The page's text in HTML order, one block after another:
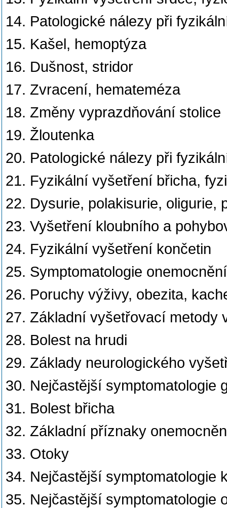
14. Patologické nálezy při
15. Kašel, hemoptýza
16. Dušnost, stridor
17. Zvracení, hemateméza
18. Změny vyprazdňování stolice
19. Žloutenka
20. Patologické nálezy při
21. Fyzikální vyšetření břicha,
22. Dysurie, polakisurie, oligurie,
23. Vyšetření kloubního a
24. Fyzikální vyšetření končetin
25. Symptomatologie
26. Poruchy výživy, obezita,
27. Základní vyšetřovací metody
28. Bolest na hrudi
29. Základy neurologického
30. Nejčastější symptomatologie
31. Bolest břicha
32. Základní příznaky
33. Otoky
34. Nejčastější symptomatologie
35. Nejčastější symptomatologie